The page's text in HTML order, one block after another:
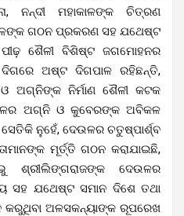
ନନ୍ଦୀ ମହାକାଳଙ୍କ ଚିତ୍ରଣ
ଗଠନ ପ୍ରକରଣ ସହ ଯଥେଷ୍ଟ
ଶୈଳୀ ବିଶିଷ୍ଟ ଜଗମୋହନର
ଅଷ୍ଟ ଦିଗପାଳ ରହିଛନ୍ତି,
ଅଗ୍ନିଙ୍କ ନିର୍ମାଣ ଶୈଳୀ କଟକ
ଅଗ୍ନି ଓ କୁବେରଙ୍କ ଅବିକଳ
ନୁହେଁ, ଦେଉଳର ଚତୁଷ୍ପାର୍ଶ୍ବ
ମୂର୍ତ୍ତି ଗଠନ କରାଯାଇଛି,
ଶ୍ରୀଲିଙ୍ଗରାଜଙ୍କ ଦେଉଳର
ସହ ଯଥେଷ୍ଟ ସମାନ ଦିଶେ ତଥା
ଅଳସକନ୍ୟାଙ୍କ ରୂପରେଖ